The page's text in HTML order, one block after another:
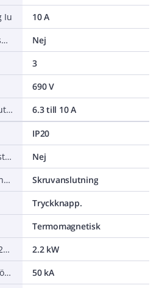
Iu
10 A
Med integrerad underspänningsutlösare
Nej
3
690 V
Inställning för överlastutlösare
6.3 till 10 A
IP20
Med termiskt överbelastningsskydd
Nej
Huvudströmkretsens anslutningssätt
Skruvanslutning
Tryckknapp.
Termomagnetisk
Märkuteffekt vid AC-3, 230 V
2.2 kW
Märkkortslutningsbrytförmåga Icu vid 400 V, AC
50 kA